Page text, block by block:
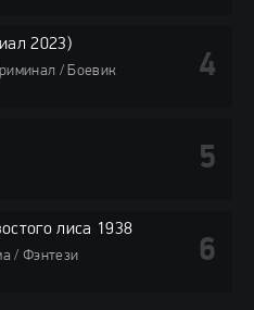
2023)
/ Боевик
лиса 1938
/ Фэнтези